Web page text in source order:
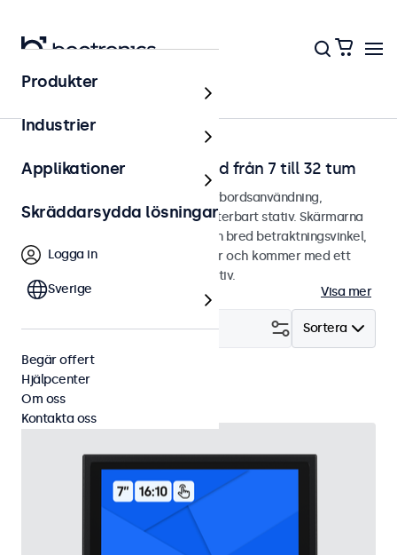
Hem
Touchskärmar för skrivbord från 7 till 32 tum
Touchskärmar designade för skrivbordsanvändning,
designade med ett robust och justerbart stativ. Skärmarna
erbjuder en kristallklar bild med en bred betraktningsvinkel,
mångsidiga anslutningsmöjligheter och kommer med ett
kompakt och anpassningsbart stativ.
Visa mer
Sortera
Filtrera (20)
Skrivbord
Produkter
Industrier
Applikationer
Skräddarsydda lösningar
Logga in
Sverige
Begär offert
Hjälpcenter
Om oss
Kontakta oss